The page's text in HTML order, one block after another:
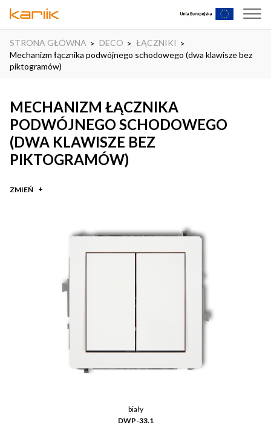
STRONA GŁÓWNA DECO
ŁĄCZNIKI
Mechanizm łącznika podwójnego schodowego (dwa klawisze bez
piktogramów)
MECHANIZM ŁĄCZNIKA
PODWÓJNEGO SCHODOWEGO
(DWA KLAWISZE BEZ
PIKTOGRAMÓW)
ZMIEŃ
biały
DWP-33.1